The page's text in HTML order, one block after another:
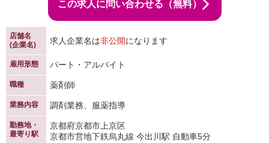
この求人に問い合わせる（無料）
店舗名
(企業名)
求人企業名は非公開になります
雇用形態 パート・アルバイト
職種 薬剤師
業務内容 調剤業務、服薬指導
勤務地・
最寄り駅
京都府京都市上京区
京都市営地下鉄烏丸線 今出川駅 自動車5分